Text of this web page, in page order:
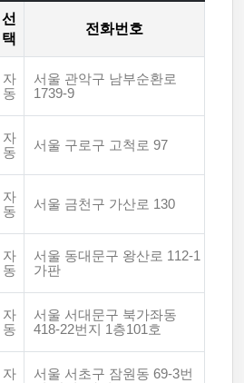
선
택
전화번호
자
동
서울 관악구 남부순환로
1739-9
자
동
서울 구로구 고척로 97
자
동
서울 금천구 가산로 130
자
동
서울 동대문구 왕산로 112-1
가판
자
동
서울 서대문구 북가좌동
418-22번지 1층101호
자
서울 서초구 잠원동 69-3번